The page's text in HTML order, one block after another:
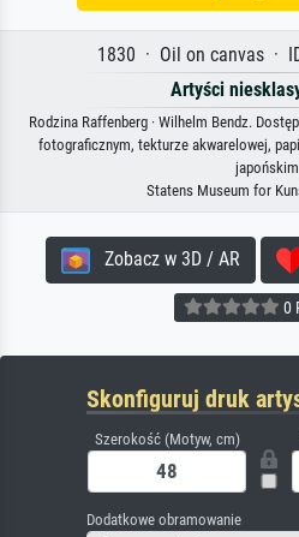
1830 · Oil on canvas ·
Artyści
Rodzina Raffenberg · Wilhelm Bendz.
fotograficznym, tekturze akwarelowej,
Statens Museum for
Zobacz w 3D / AR
0
Skonfiguruj druk
Szerokość (Motyw, cm)
Dodatkowe obramowanie